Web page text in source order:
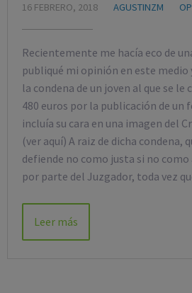
16 FEBRERO, 2018 AGUSTINZM
Recientemente me hacía eco de
publiqué mi opinión en este medio
la condena de un joven al que se le
480 euros por la publicación de
incluía su cara en una imagen del
(ver aquí) A raiz de dicha condena,
defiende no como justa si no como
por parte del Juzgador, toda vez
Leer más